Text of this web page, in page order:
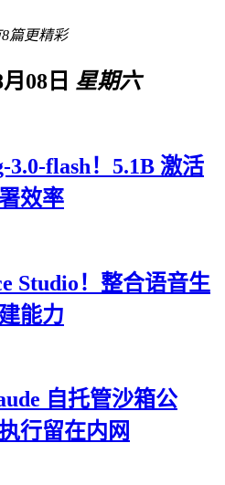
篇更精彩
08日 星期六
flash！5.1B 激活
效率
Studio！整合语音生
能力
自托管沙箱公
行留在内网